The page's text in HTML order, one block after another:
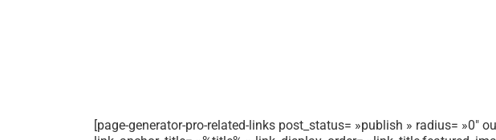
[page-generator-pro-related-links post_status= »publish » radius= »0″